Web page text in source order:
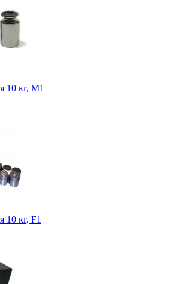
10 кг, М1
10 кг, F1